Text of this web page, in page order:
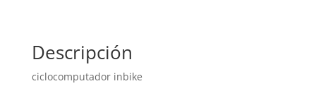
Descripción
ciclocomputador inbike